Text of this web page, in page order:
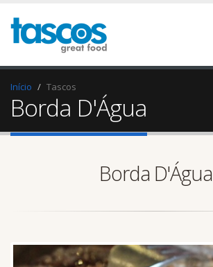
Início Tascos
Borda D'Água
Borda D'Água